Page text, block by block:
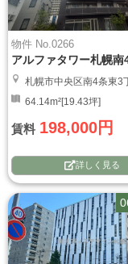
物件 No.0266
アルファタワー札幌南
札幌市中央区南4条東3
64.14m²[19.43坪]
賃料 198,000円
詳しく見る